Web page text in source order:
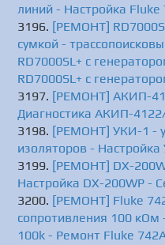
линий - Настройка Fluke
[РЕМОНТ]
сумкой -
RD7000SL+ с
RD7000SL+ с
[РЕМОНТ] АКИП-
Диагностика АКИП-
[РЕМОНТ] УКИ-1 -
изоляторов -
[РЕМОНТ] DX-
Настройка DX-200WP -
[РЕМОНТ] Fluke
сопротивления 100 кОм
100k - Ремонт Fluke